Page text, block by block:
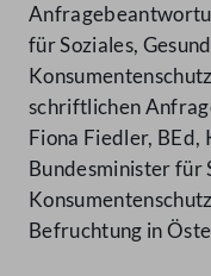
für Soziales,
schriftlichen
Fiona Fiedler, BEd,
Bundesminister für
Befruchtung in